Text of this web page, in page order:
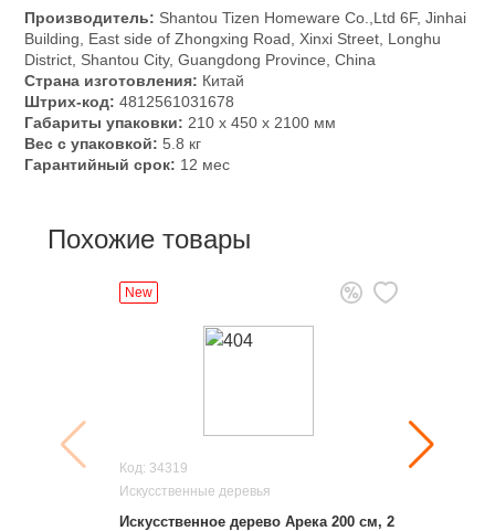
Производитель: Shantou Tizen Homeware Co.,Ltd 6F, Jinhai
Building, East side of Zhongxing Road, Xinxi Street, Longhu
District, Shantou City, Guangdong Province, China
Страна изготовления: Китай
Штрих-код: 4812561031678
Габариты упаковки: 210 x 450 x 2100 мм
Вес с упаковкой: 5.8 кг
Гарантийный срок: 12 мес
Похожие товары
New
Код: 34319
Искусственные деревья
Искусственное дерево Арека 200 см, 2